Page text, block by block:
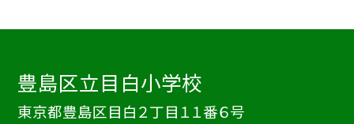
豊島区立目白小学校
東京都豊島区目白２丁目１１番６号